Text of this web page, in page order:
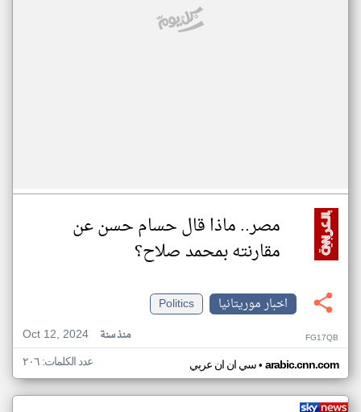
مصر.. ماذا قال حسام حسن عن
مقارنته بمحمد صلاح؟
اخبار موريتانيا
Politics
Oct 12, 2024
منذ سنة FG17QB
سي ان ان عربي• arabic.cnn.com عدد الكلمات: ٢٠٦